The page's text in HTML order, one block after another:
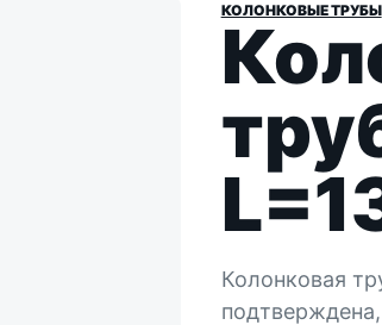
Все позиции раздела
КОЛОНКОВЫЕ ТРУБЫ
Колонковая